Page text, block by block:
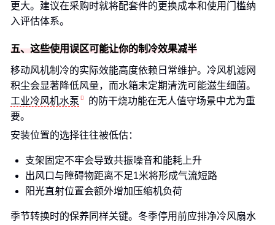
更大。建议在采购时就将配套件的更换成本和使用门槛纳
入评估体系。
五、这些使用误区可能让你的制冷效果减半
移动风机制冷的实际效能高度依赖日常维护。冷风机滤网
积尘会显著降低风量，而水箱未定期清洗可能滋生细菌。
工业冷风机水泵
的防干烧功能在无人值守场景中尤为重
要。
安装位置的选择往往被低估：
支架固定不牢会导致共振噪音和能耗上升
出风口与障碍物距离不足1米将形成气流短路
阳光直射位置会额外增加压缩机负荷
季节转换时的保养同样关键。冬季停用前应排净冷风扇水